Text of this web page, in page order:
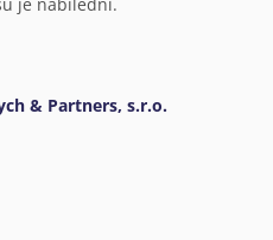
& Partners, s.r.o.